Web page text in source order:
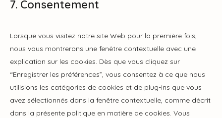
7. Consentement
Lorsque vous visitez notre site Web pour la première fois,
nous vous montrerons une fenêtre contextuelle avec une
explication sur les cookies. Dès que vous cliquez sur
“Enregistrer les préférences”, vous consentez à ce que nous
utilisions les catégories de cookies et de plug-ins que vous
avez sélectionnés dans la fenêtre contextuelle, comme décrit
dans la présente politique en matière de cookies. Vous